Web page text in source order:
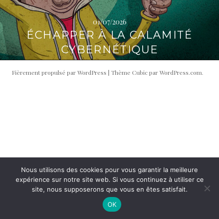
i
p
a
l
01/07/2026
ÉCHAPPER À LA CALAMITÉ
CYBERNÉTIQUE
Fièrement propulsé par WordPress | Thème Cubic parWordPress.com.
Nous utilisons des cookies pour vous garantir la meilleure
expérience sur notre site web. Si vous continuez à utiliser ce
site, nous supposerons que vous en êtes satisfait.
OK